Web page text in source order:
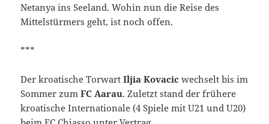
Netanya ins Seeland. Wohin nun die Reise des
Mittelstürmers geht, ist noch offen.
***
Der kroatische TorwartIljia Kovacic wechselt bis im
Sommer zumFC Aarau. Zuletzt stand der frühere
kroatische Internationale (4 Spiele mit U21 und U20)